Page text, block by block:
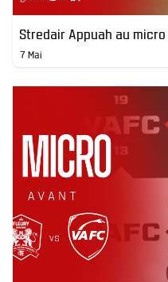
Stredair Appuah au
7 Mai